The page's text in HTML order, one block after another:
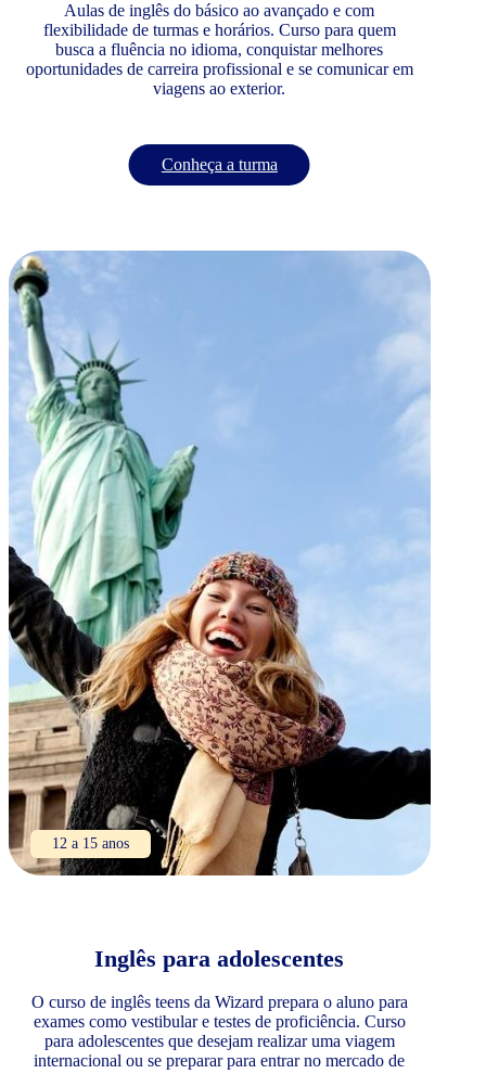
Aulas de inglês do básico ao avançado e com
flexibilidade de turmas e horários. Curso para quem
busca a fluência no idioma, conquistar melhores
oportunidades de carreira profissional e se comunicar em
viagens ao exterior.
Conheça a turma
12 a 15 anos
Inglês para adolescentes
O curso de inglês teens da Wizard prepara o aluno para
exames como vestibular e testes de proficiência. Curso
para adolescentes que desejam realizar uma viagem
internacional ou se preparar para entrar no mercado de